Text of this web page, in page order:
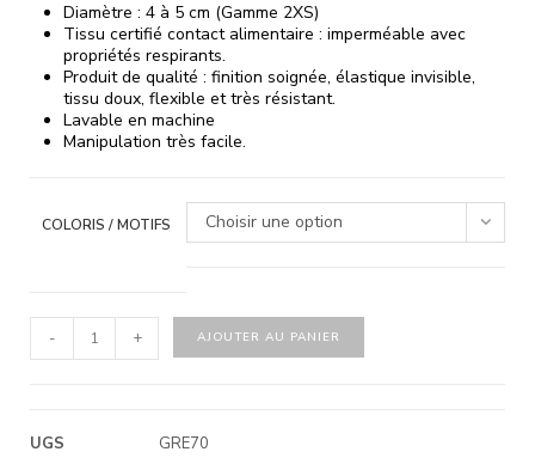
Diamètre : 4 à 5 cm (Gamme 2XS)
Tissu certifié contact alimentaire : imperméable avec
propriétés respirants.
Produit de qualité : finition soignée, élastique invisible,
tissu doux, flexible et très résistant.
Lavable en machine
Manipulation très facile.
COLORIS / MOTIFS Choisir une option
- + AJOUTER AU PANIER
UGS
GRE70